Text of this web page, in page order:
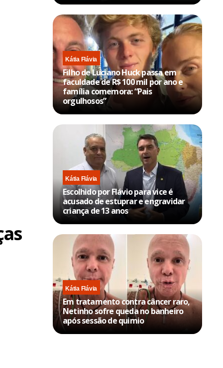
Kátia Flávia
Filho de Luciano Huck passa em
faculdade de R$ 100 mil por ano e
família comemora: “Pais
orgulhosos”
Kátia Flávia
Escolhido por Flávio para vice é
acusado de estuprar e engravidar
criança de 13 anos
Kátia Flávia
Em tratamento contra câncer raro,
Netinho sofre queda no banheiro
após sessão de quimio